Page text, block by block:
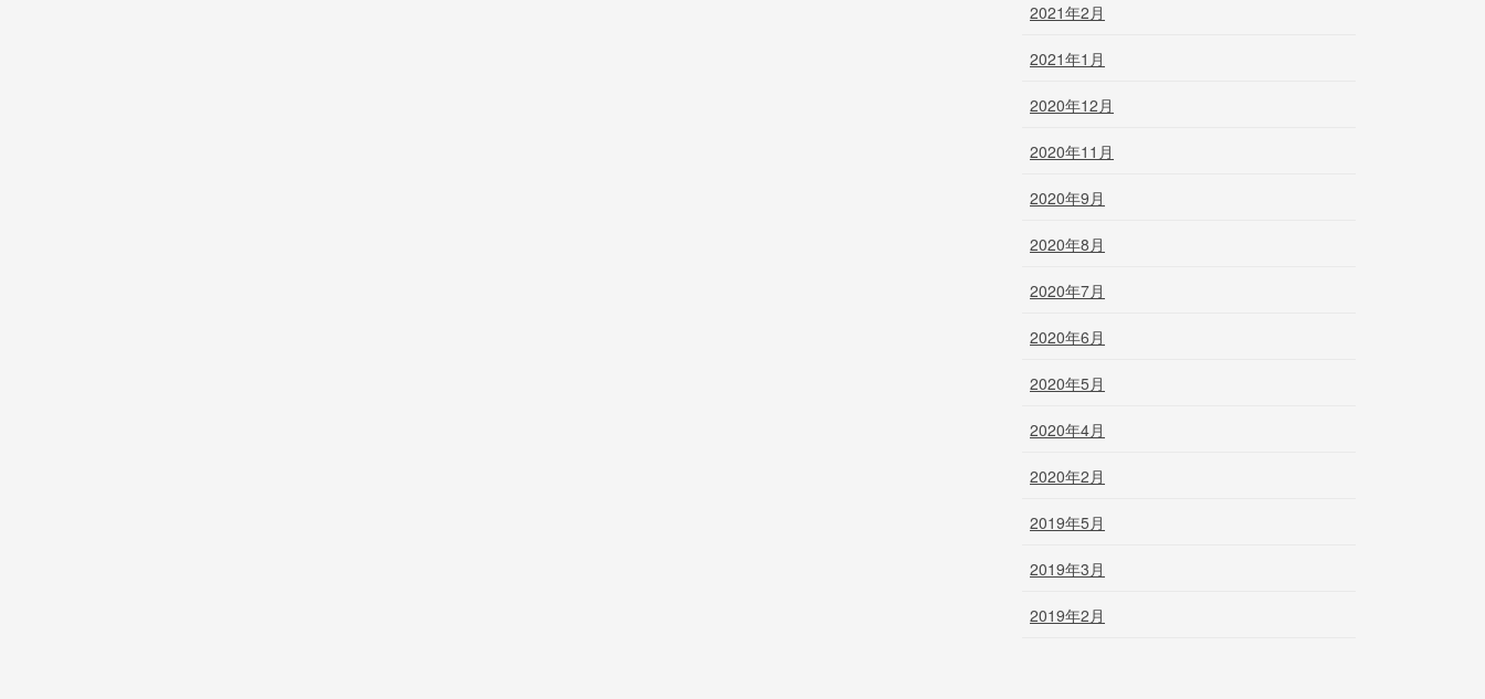
2021年2月
2021年1月
2020年12月
2020年11月
2020年9月
2020年8月
2020年7月
2020年6月
2020年5月
2020年4月
2020年2月
2019年5月
2019年3月
2019年2月